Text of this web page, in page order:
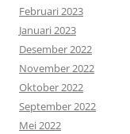
Februari 2023
Januari 2023
Desember 2022
November 2022
Oktober 2022
September 2022
Mei 2022